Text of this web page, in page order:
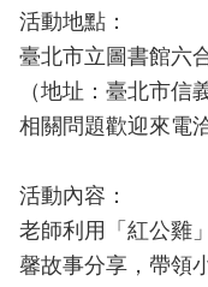
力
園
地
政
資
訊
公
開
活動地點：
臺北市立圖書館六
（地址：臺北市信
相關問題歡迎來電
活動內容：
老師利用「紅公雞
馨故事分享，帶領